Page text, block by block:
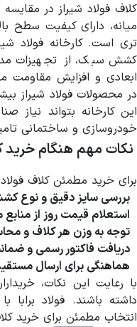
کلاف فولاد شیراز در مقایسه
میانه، دارای کیفیت سطح
تری است. کارخانه فولاد
کشش سبک، از تجهیزات
ابعادی و افزایش
در محصولات فولاد
این کارخانه بتواند
خودروسازی و ساختمانی
نکات مهم هنگام خرید
برای خرید مطمئن کلاف
بررسی سایز دقیق و نوع
استعلام قیمت روز از منابع
توجه به وزن هر کلاف و
دریافت فاکتور رسمی و
هماهنگی برای ارسال
با رعایت این نکات،
داشته باشند. فولاد
انتخاب مطمئن برای خرید